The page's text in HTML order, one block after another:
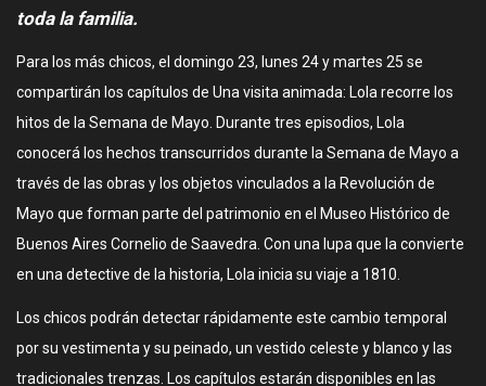
toda la familia.
Para los más chicos, el domingo 23, lunes 24 y martes 25 se
compartirán los capítulos de Una visita animada: Lola recorre los
hitos de la Semana de Mayo. Durante tres episodios, Lola
conocerá los hechos transcurridos durante la Semana de Mayo a
través de las obras y los objetos vinculados a la Revolución de
Mayo que forman parte del patrimonio en el Museo Histórico de
Buenos Aires Cornelio de Saavedra. Con una lupa que la convierte
en una detective de la historia, Lola inicia su viaje a 1810.
Los chicos podrán detectar rápidamente este cambio temporal
por su vestimenta y su peinado, un vestido celeste y blanco y las
tradicionales trenzas. Los capítulos estarán disponibles en las